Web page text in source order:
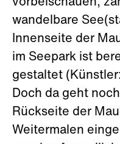
vorbeischauen,
wandelbare
Innenseite der
im Seepark ist
gestaltet
Doch da geht
Rückseite der
Weitermalen